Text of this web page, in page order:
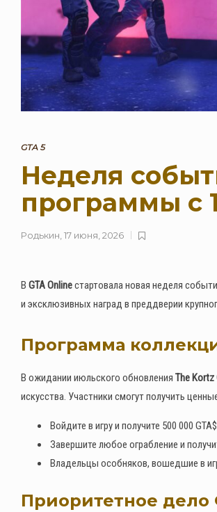
GTA 5
Неделя
программы с
Родькин,17 июня, 2026
В GTA Onlineстартовала новая неделя
и эксклюзивных наград в преддверии
Программа
В ожидании июльского обновления The
искусства. Участники смогут получить
Войдите в игру и получите 500 000
Завершите любое ограбление и
Владельцы особняков, вошедшие в
Приоритетное дело